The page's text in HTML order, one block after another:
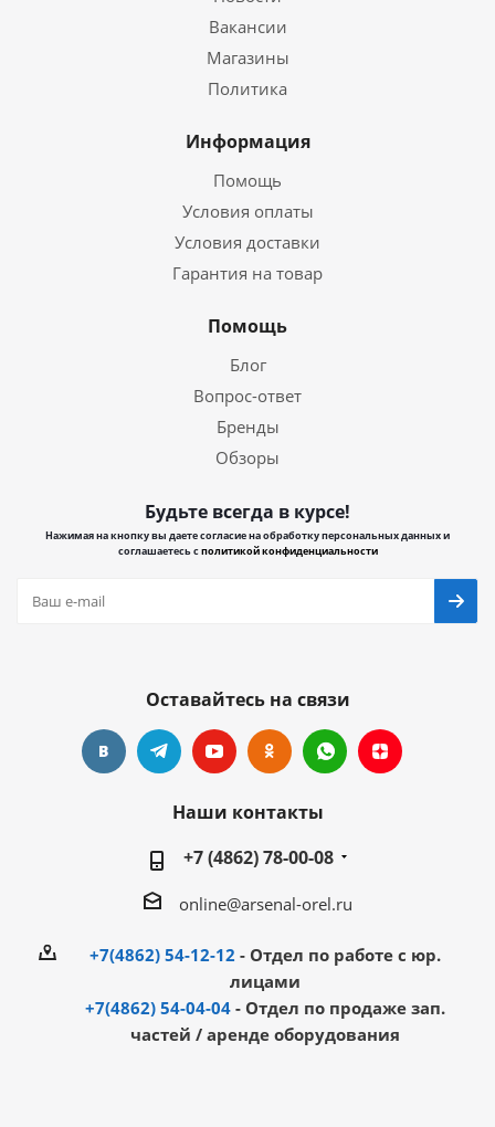
Вакансии
Магазины
Политика
Информация
Помощь
Условия оплаты
Условия доставки
Гарантия на товар
Помощь
Блог
Вопрос-ответ
Бренды
Обзоры
Будьте всегда в курсе!
Нажимая на кнопку вы даете согласие на обработку персональных данных и
соглашаетесь сполитикой конфиденциальности
Оставайтесь на связи
Наши контакты
+7 (4862) 78-00-08
online@arsenal-orel.ru
+7(4862) 54-12-12 - Отдел по работе с юр.
лицами
+7(4862) 54-04-04 - Отдел по продаже зап.
частей / аренде оборудования